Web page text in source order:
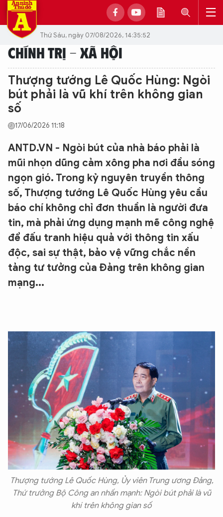
Thứ Sáu, ngày 07/08/2026, 14:35:52
CHÍNH TRỊ - XÃ HỘI
Thượng tướng Lê Quốc Hùng: Ngòi
bút phải là vũ khí trên không gian
số
17/06/2026 11:18
ANTD.VN - Ngòi bút của nhà báo phải là
mũi nhọn dũng cảm xông pha nơi đầu sóng
ngọn gió. Trong kỷ nguyên truyền thông
số, Thượng tướng Lê Quốc Hùng yêu cầu
báo chí không chỉ đơn thuần là người đưa
tin, mà phải ứng dụng mạnh mẽ công nghệ
để đấu tranh hiệu quả với thông tin xấu
độc, sai sự thật, bảo vệ vững chắc nền
tảng tư tưởng của Đảng trên không gian
mạng...
Thượng tướng Lê Quốc Hùng, Ủy viên Trung ương Đảng,
Thứ trưởng Bộ Công an nhấn mạnh: Ngòi bút phải là vũ
khí trên không gian số